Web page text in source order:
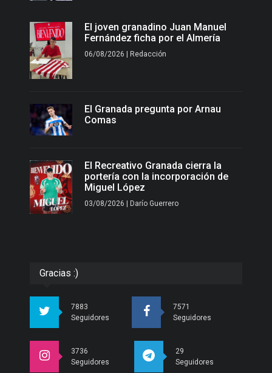
El joven granadino Juan Manuel
Fernández ficha por el Almería
06/08/2026 | Redacción
El Granada pregunta por Arnau
Comas
El Recreativo Granada cierra la
portería con la incorporación de
Miguel López
03/08/2026 | Darío Guerrero
Gracias :)
7883
Seguidores
7571
Seguidores
3736
Seguidores
29
Seguidores